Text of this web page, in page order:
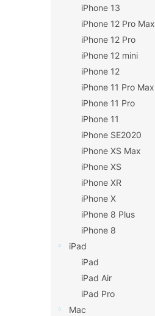
iPhone 13
iPhone 12 Pro Max
iPhone 12 Pro
iPhone 12 mini
iPhone 12
iPhone 11 Pro Max
iPhone 11 Pro
iPhone 11
iPhone SE2020
iPhone XS Max
iPhone XS
iPhone XR
iPhone X
iPhone 8 Plus
iPhone 8
iPad
iPad
iPad Air
iPad Pro
Mac